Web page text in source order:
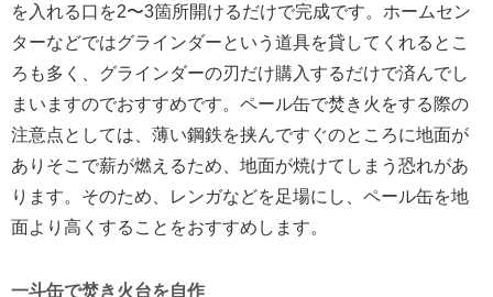
を入れる口を2〜3箇所開けるだけで完成です。ホームセン
ターなどではグラインダーという道具を貸してくれるとこ
ろも多く、グラインダーの刃だけ購入するだけで済んでし
まいますのでおすすめです。ペール缶で焚き火をする際の
注意点としては、薄い鋼鉄を挟んですぐのところに地面が
ありそこで薪が燃えるため、地面が焼けてしまう恐れがあ
ります。そのため、レンガなどを足場にし、ペール缶を地
面より高くすることをおすすめします。
一斗缶で焚き火台を自作